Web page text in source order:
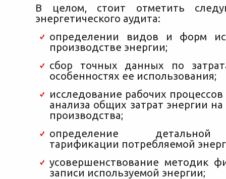
В целом, стоит отметить
энергетического аудита:
определении видов и форм
производстве энергии;
сбор точных данных по
особенностях ее использования;
исследование рабочих
анализа общих затрат энергии
производства;
определение детальной
тарификации потребляемой
усовершенствование методик
записи используемой энергии;